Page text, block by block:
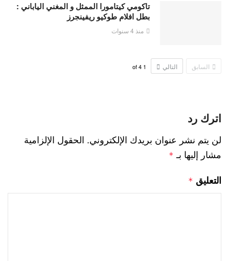
تاكومي كيتامورا الممثل و المغني الياباني :
بطل افلام طوكيو ريفينجرز
منذ 4 سنوات
السابق التالي 1
4
اترك رد
لن يتم نشر عنوان بريدك الإلكتروني. الحقول الإلزامية
مشار إليها بـ *
التعليق *